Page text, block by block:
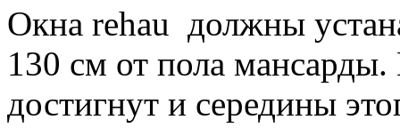
Окна rehau должны
130 см от пола мансарды.
достигнут и середины